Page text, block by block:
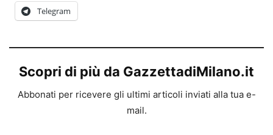
Telegram
Scopri di più da GazzettadiMilano.it
Abbonati per ricevere gli ultimi articoli inviati alla tua e-
mail.